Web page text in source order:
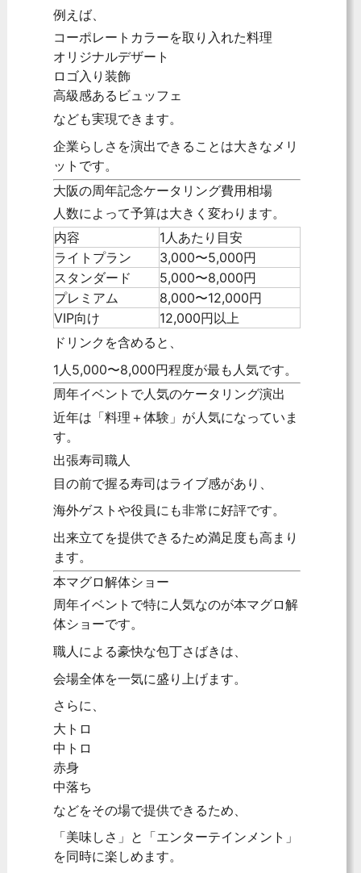
例えば、
コーポレートカラーを取り入れた料理
オリジナルデザート
ロゴ入り装飾
高級感あるビュッフェ
なども実現できます。
企業らしさを演出できることは大きなメリ
ットです。
大阪の周年記念ケータリング費用相場
人数によって予算は大きく変わります。
内容
1人あたり目安
ライトプラン
3,000〜5,000円
スタンダード
5,000〜8,000円
プレミアム
8,000〜12,000円
VIP向け
12,000円以上
ドリンクを含めると、
1人5,000〜8,000円程度が最も人気です。
周年イベントで人気のケータリング演出
近年は「料理＋体験」が人気になっていま
す。
出張寿司職人
目の前で握る寿司はライブ感があり、
海外ゲストや役員にも非常に好評です。
出来立てを提供できるため満足度も高まり
ます。
本マグロ解体ショー
周年イベントで特に人気なのが本マグロ解
体ショーです。
職人による豪快な包丁さばきは、
会場全体を一気に盛り上げます。
さらに、
大トロ
中トロ
赤身
中落ち
などをその場で提供できるため、
「美味しさ」と「エンターテインメント」
を同時に楽しめます。